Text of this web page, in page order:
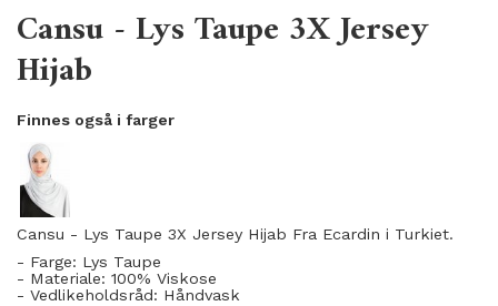
Cansu - Lys Taupe 3X Jersey
Hijab
Finnes også i farger
Cansu - Lys Taupe 3X Jersey Hijab Fra Ecardin i Turkiet.
- Farge: Lys Taupe
- Materiale: 100% Viskose
- Vedlikeholdsråd: Håndvask